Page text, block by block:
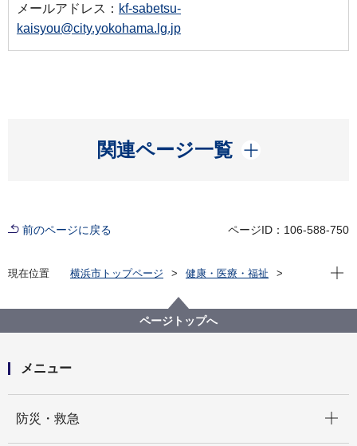
メールアドレス： kf-sabetsu-
kaisyou@city.yokohama.lg.jp
関連ページ一覧
開く
前のページに戻る ページID：106-588-750
現在位置 横浜市トップページ
健康・医療・福祉
障害者差別解消法への対応
精神障害
（障害者差別事例2）精神障害 その他
現在
ページトップへ
メニュー
防災・救急